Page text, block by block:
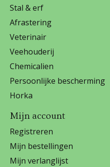
Stal & erf
Afrastering
Veterinair
Veehouderij
Chemicalien
Persoonlijke bescherming
Horka
Mijn account
Registreren
Mijn bestellingen
Mijn verlanglijst